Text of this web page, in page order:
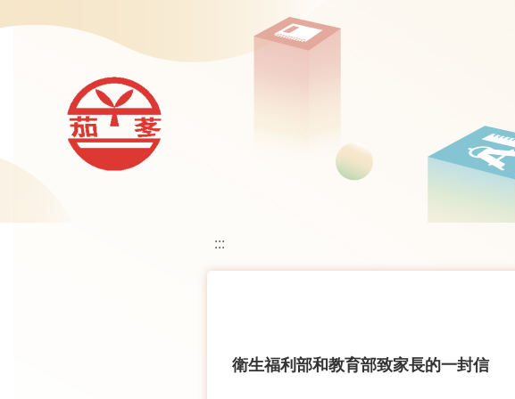
:::
衛生福利部和教育部致家長的一封信